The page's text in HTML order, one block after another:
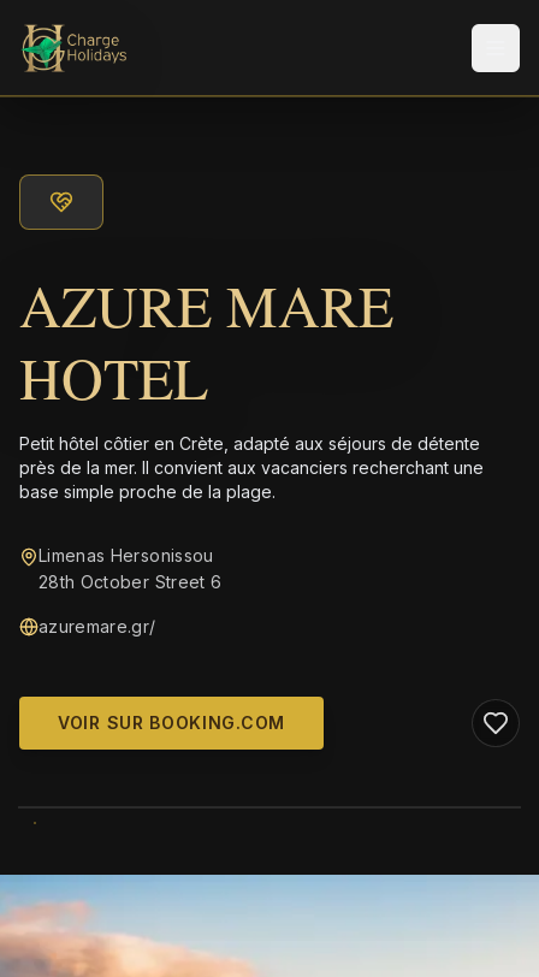
AZURE MARE
HOTEL
Petit hôtel côtier en Crète, adapté aux séjours de détente
près de la mer. Il convient aux vacanciers recherchant une
base simple proche de la plage.
Limenas Hersonissou
28th October Street 6
azuremare.gr/
VOIR SUR BOOKING.COM